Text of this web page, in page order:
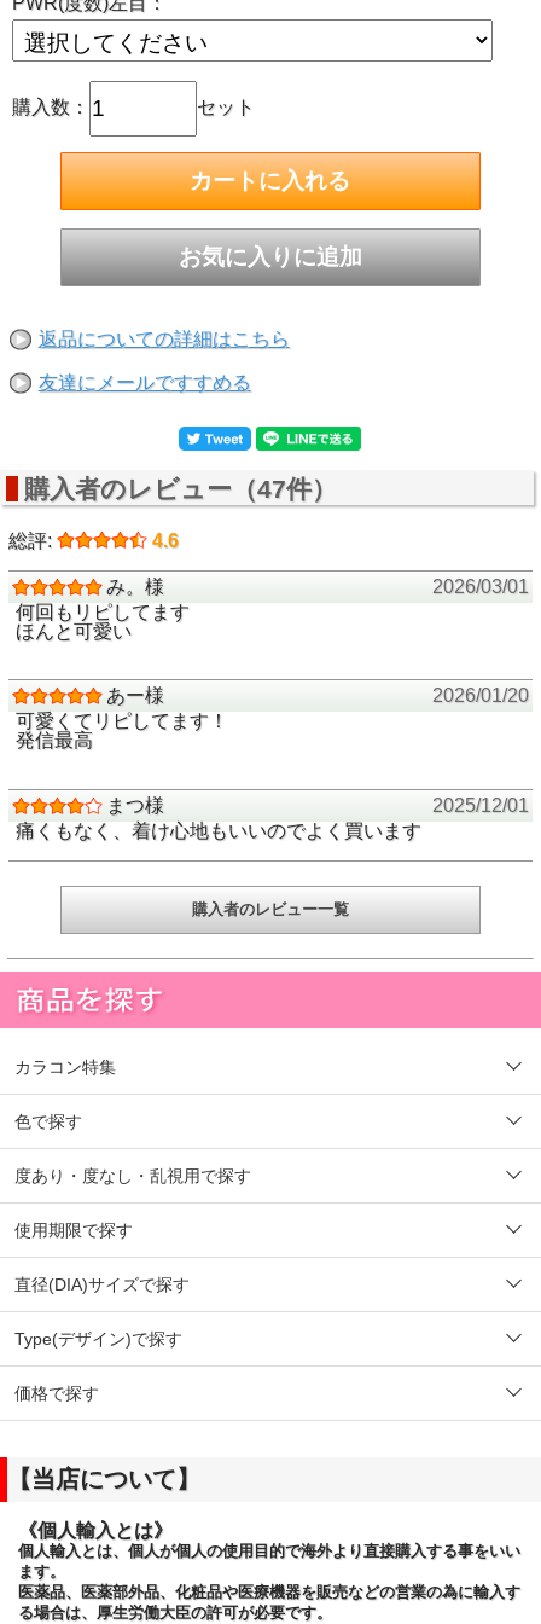
購入数： セット
返品についての詳細はこちら
友達にメールですすめる
購入者のレビュー（47件）
総評: 4.6
み。様
2026/03/01
何回もリピしてます
ほんと可愛い
あー様
2026/01/20
可愛くてリピしてます！
発信最高
まつ様
2025/12/01
痛くもなく、着け心地もいいのでよく買います
購入者のレビュー一覧
カラコン特集
色で探す
度あり・度なし・乱視用で探す
使用期限で探す
直径(DIA)サイズで探す
Type(デザイン)で探す
価格で探す
【当店について】
《個人輸入とは》
個人輸入とは、個人が個人の使用目的で海外より直接購入する事をいい
ます。
医薬品、医薬部外品、化粧品や医療機器を販売などの営業の為に輸入す
る場合は、厚生労働大臣の許可が必要です。